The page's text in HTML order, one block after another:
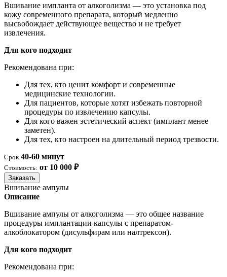
Вшивание импланта от алкоголизма — это установка под
кожу современного препарата, который медленно
высвобождает действующее вещество и не требует
извлечения.
Для кого подходит
Рекомендована при:
Для тех, кто ценит комфорт и современные
медицинские технологии.
Для пациентов, которые хотят избежать повторной
процедуры по извлечению капсулы.
Для кого важен эстетический аспект (имплант менее
заметен).
Для тех, кто настроен на длительный период трезвости.
Срок 40-60 минут
Стоимость: от 10 000 ₽
Заказать
Вшивание ампулы
Описание
Вшивание ампулы от алкоголизма — это общее название
процедуры имплантации капсулы с препаратом-
алкоблокатором (дисульфирам или налтрексон).
Для кого подходит
Рекомендована при: